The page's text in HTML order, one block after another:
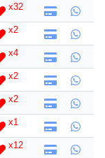
x32
x2
x4
x2
x2
x1
x12